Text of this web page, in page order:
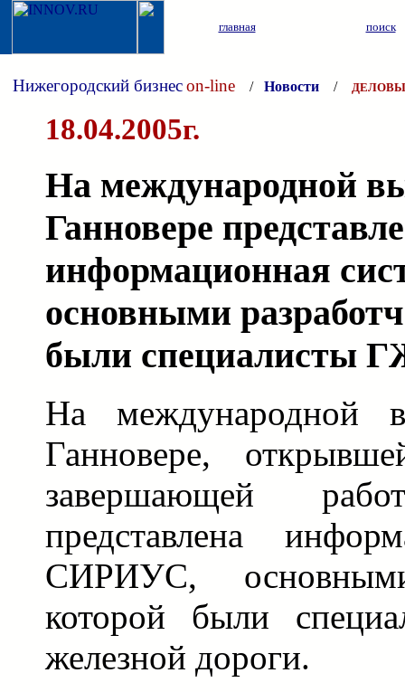
главная поиск
Нижегородский бизнесon-line / Новости /
18.04.2005г.
На международной
Ганновере
информационная
основными
были специалисты
На международной
Ганновере,
завершающей
представлена
СИРИУС,
которой были
железной дороги.